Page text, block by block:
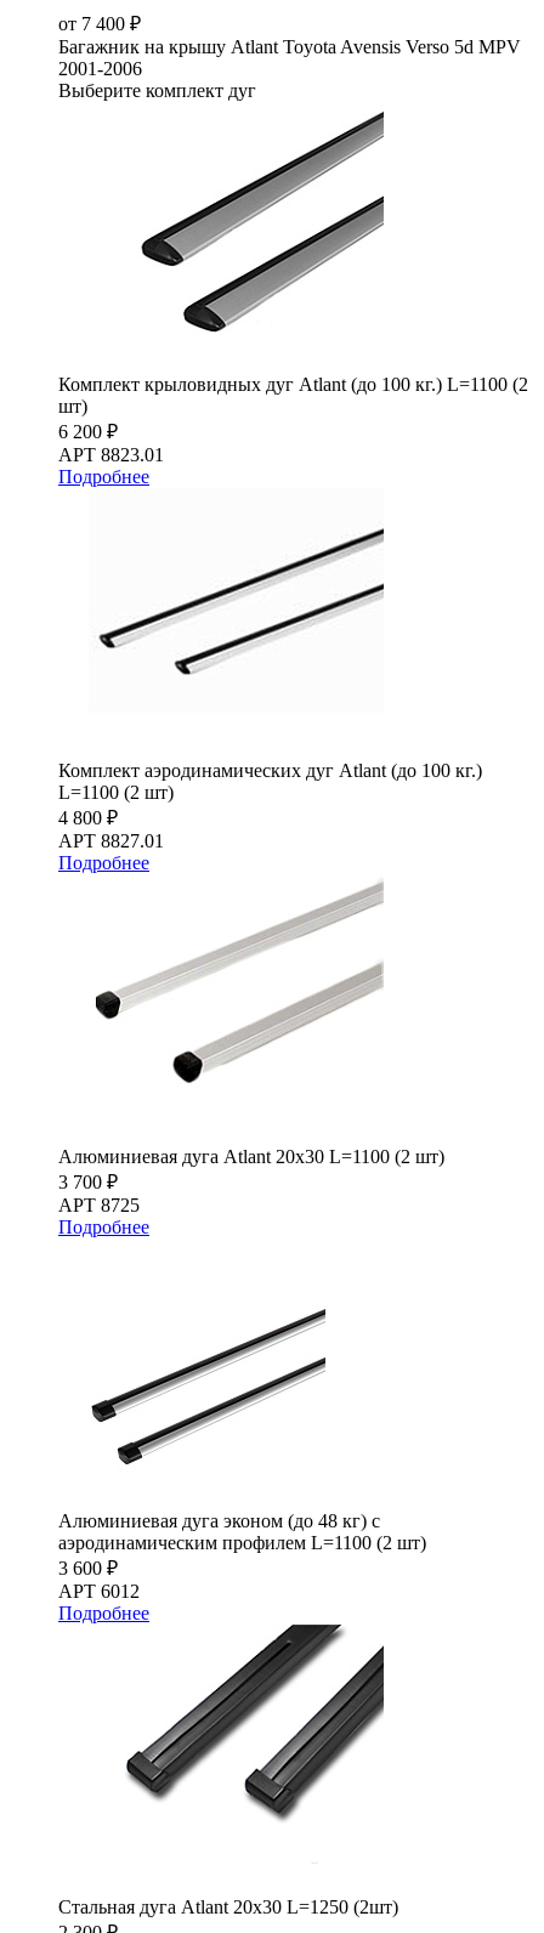
от 7 400 ₽
Багажник на крышу Atlant Toyota Avensis Verso 5d MPV
2001-2006
Выберите комплект дуг
Комплект крыловидных дуг Atlant (до 100 кг.) L=1100 (2
шт)
6 200 ₽
АРТ 8823.01
Подробнее
Комплект аэродинамических дуг Atlant (до 100 кг.)
L=1100 (2 шт)
4 800 ₽
АРТ 8827.01
Подробнее
Алюминиевая дуга Atlant 20х30 L=1100 (2 шт)
3 700 ₽
АРТ 8725
Подробнее
Алюминиевая дуга эконом (до 48 кг) с
аэродинамическим профилем L=1100 (2 шт)
3 600 ₽
АРТ 6012
Подробнее
Стальная дуга Atlant 20х30 L=1250 (2шт)